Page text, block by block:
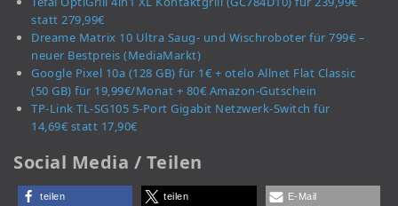
statt 279,99€
Dreame Matrix 10 Ultra Saug- und Wischroboter für 799€ –
neuer Bestpreis (MediaMarkt)
Google Pixel 10a (128 GB) für 1€ + otelo Allnet Flat Classic
(50 GB) für 19,99€/Monat + 80€ Amazon-Gutschein
TP-Link TL-SG105 5-Port Gigabit Netzwerk-Switch für
14,69€ statt 17,90€
Social Media / Teilen
teilen teilen E-Mail